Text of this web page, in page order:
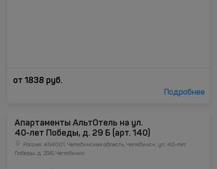
от 1838 руб.
Подробнее
Апартаменты АльтОтель на ул.
40-лет Победы, д. 29 Б (арт. 140)
Россия, 454001, Челябинская область, Челябинск, ул. 40-лет
Победы, д. 29Б, Челябинск